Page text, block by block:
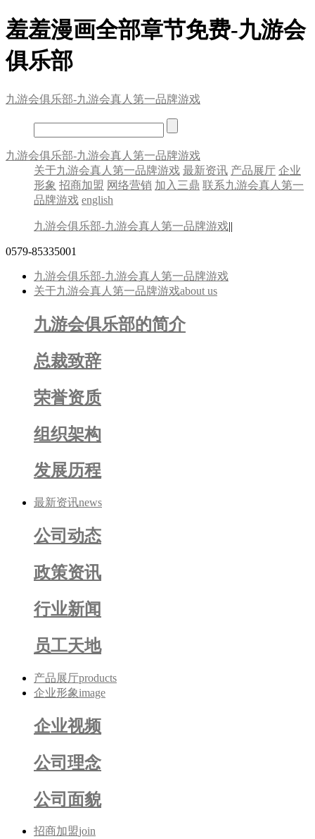
羞羞漫画全部章节免费-九游会
俱乐部
九游会俱乐部-九游会真人第一品牌游戏
九游会俱乐部-九游会真人第一品牌游戏
关于九游会真人第一品牌游戏 最新资讯 产品展厅 企业
形象 招商加盟 网络营销 加入三鼎 联系九游会真人第一
品牌游戏 english
九游会俱乐部-九游会真人第一品牌游戏||
0579-85335001
九游会俱乐部-九游会真人第一品牌游戏
关于九游会真人第一品牌游戏about us
九游会俱乐部的简介
总裁致辞
荣誉资质
组织架构
发展历程
最新资讯news
公司动态
政策资讯
行业新闻
员工天地
产品展厅products
企业形象image
企业视频
公司理念
公司面貌
招商加盟join